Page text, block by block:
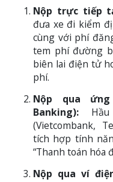
Nộp trực tiếp
đưa xe đi kiểm
cùng với phí
tem phí đường
biên lai điện tử
phí.
Nộp qua
Banking):
(Vietcombank,
tích hợp tính
“Thanh toán hóa
Nộp qua ví